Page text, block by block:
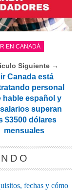
EN CANADÁ
Siguiente →
Canada está
personal
hable español y
salarios superan
$3500 dólares
mensuales
fechas y cómo